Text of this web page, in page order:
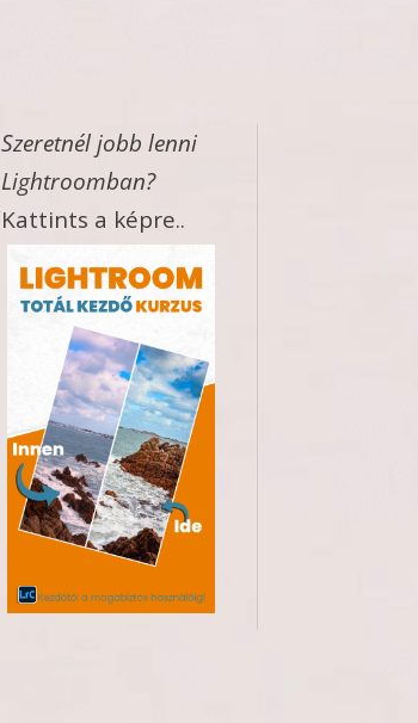
Szeretnél jobb lenni
Lightroomban?
Kattints a képre..